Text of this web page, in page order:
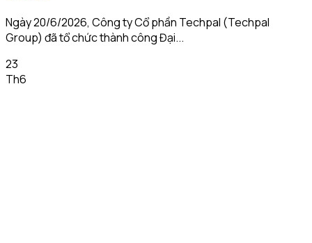
Ngày 20/6/2026, Công ty Cổ phần Techpal (Techpal
Group) đã tổ chức thành công Đại...
23
Th6